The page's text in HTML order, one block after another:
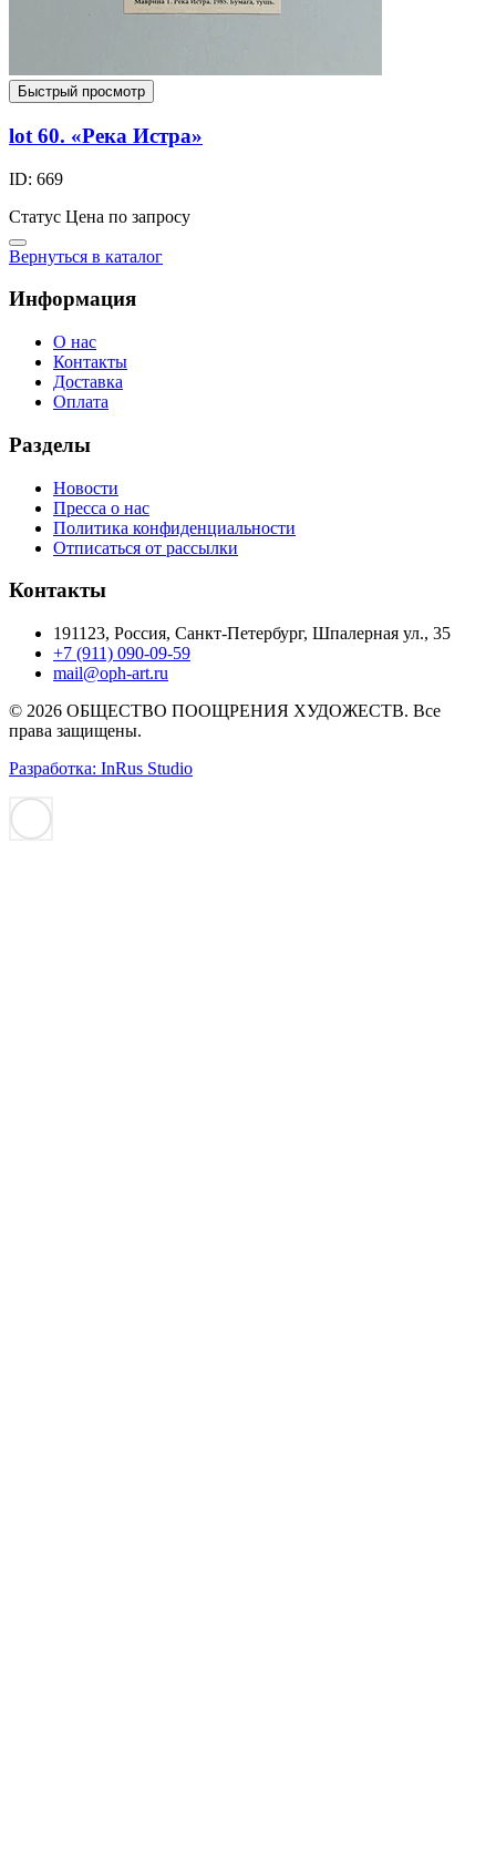
Быстрый просмотр
lot 60. «Река Истра»
ID: 669
Статус Цена по запросу
Вернуться в каталог
Информация
О нас
Контакты
Доставка
Оплата
Разделы
Новости
Пресса о нас
Политика конфиденциальности
Отписаться от рассылки
Контакты
191123, Россия, Санкт-Петербург, Шпалерная ул., 35
+7 (911) 090-09-59
mail@oph-art.ru
© 2026 ОБЩЕСТВО ПООЩРЕНИЯ ХУДОЖЕСТВ. Все
права защищены.
Разработка: InRus Studio